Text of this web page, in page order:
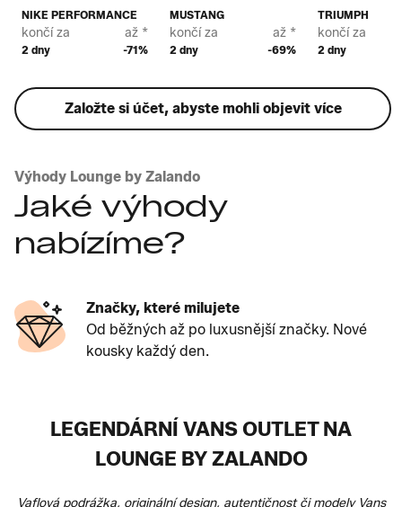
NIKE PERFORMANCE
končí za
2 dny
až *
-71%
MUSTANG
končí za
2 dny
až *
-69%
TRIUMPH
končí za
2 dny
Založte si účet, abyste mohli objevit více
Výhody Lounge by Zalando
Jaké výhody
nabízíme?
Značky, které milujete
Od běžných až po luxusnější značky. Nové
kousky každý den.
LEGENDÁRNÍ VANS OUTLET NA
LOUNGE BY ZALANDO
Vaflová podrážka, originální design, autentičnost či modely Vans